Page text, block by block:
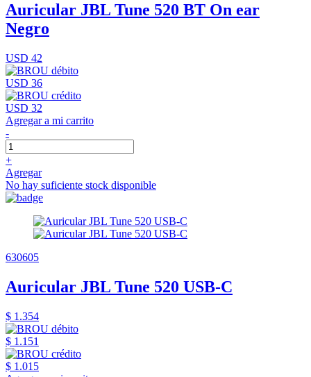
Auricular JBL Tune 520 BT On ear
Negro
USD 42
USD 36
USD 32
Agregar a mi carrito
-
+
Agregar
No hay suficiente stock disponible
630605
Auricular JBL Tune 520 USB-C
$ 1.354
$ 1.151
$ 1.015